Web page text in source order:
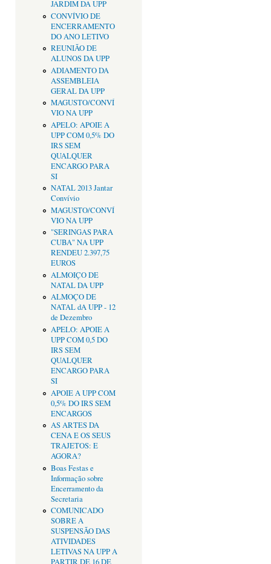
JARDIM DA UPP
CONVÍVIO DE
ENCERRAMENTO
DO ANO LETIVO
REUNIÃO DE
ALUNOS DA UPP
ADIAMENTO DA
ASSEMBLEIA
GERAL DA UPP
MAGUSTO/CONVÍ
VIO NA UPP
APELO: APOIE A
UPP COM 0,5% DO
IRS SEM
QUALQUER
ENCARGO PARA
SI
NATAL 2013 Jantar
Convívio
MAGUSTO/CONVÍ
VIO NA UPP
"SERINGAS PARA
CUBA" NA UPP
RENDEU 2.397,75
EUROS
ALMOIÇO DE
NATAL DA UPP
ALMOÇO DE
NATAL dA UPP - 12
de Dezembro
APELO: APOIE A
UPP COM 0,5 DO
IRS SEM
QUALQUER
ENCARGO PARA
SI
APOIE A UPP COM
0,5% DO IRS SEM
ENCARGOS
AS ARTES DA
CENA E OS SEUS
TRAJETOS: E
AGORA?
Boas Festas e
Informação sobre
Encerramento da
Secretaria
COMUNICADO
SOBRE A
SUSPENSÃO DAS
ATIVIDADES
LETIVAS NA UPP A